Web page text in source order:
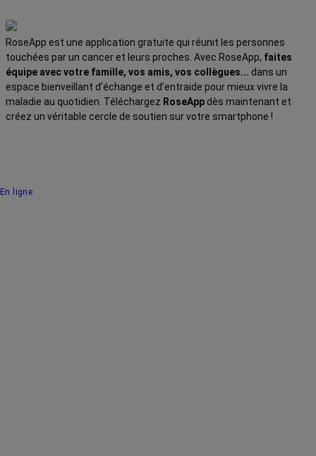
RoseApp est une application gratuite qui réunit les personnes
touchées par un cancer et leurs proches. Avec RoseApp, faites
équipe avec votre famille, vos amis, vos collègues... dans un
espace bienveillant d’échange et d’entraide pour mieux vivre la
maladie au quotidien. Téléchargez RoseApp dès maintenant et
créez un véritable cercle de soutien sur votre smartphone !
En ligne